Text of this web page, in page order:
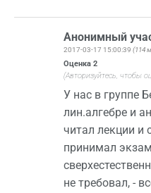
Анонимный
2017-03-17 15:00:39 (114
Оценка 2
(Авторизуйтесь, чтобы
У нас в группе
лин.алгебре и
читал лекции и
принимал
не требовал, -